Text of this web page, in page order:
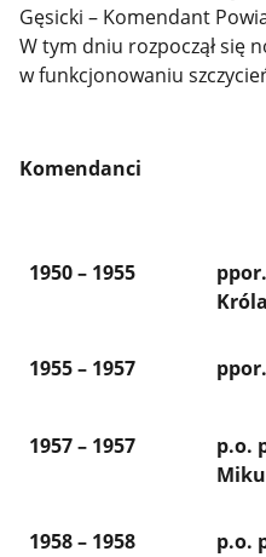
Gęsicki – Komendant
W tym dniu rozpoczął się
w funkcjonowaniu
Komendanci
1950 – 1955
1955 – 1957
1957 – 1957
p.o.
1958 – 1958
p.o.